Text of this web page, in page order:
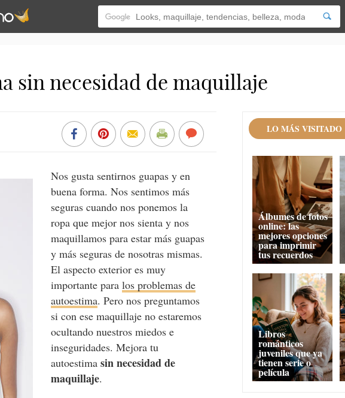
sin necesidad de maquillaje
Nos gusta sentirnos guapas y en
buena forma. Nos sentimos más
seguras cuando nos ponemos la
ropa que mejor nos sienta y nos
maquillamos para estar más guapas
y más seguras de nosotras mismas.
El aspecto exterior es muy
importante paralos problemas de
autoestima. Pero nos preguntamos
si con ese maquillaje no estaremos
ocultando nuestros miedos e
inseguridades. Mejora tu
autoestimasin necesidad de
maquillaje.
LO MÁS VISITADO
Álbumes de fotos
online: las
mejores opciones
para imprimir
tus recuerdos
Libros
románticos
juveniles que ya
tienen serie o
película